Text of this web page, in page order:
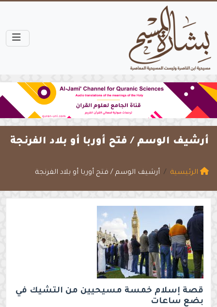
أرشيف الوسم / فتح أوربا أو بلاد الفرنجة
الرئيسية أرشيف الوسم / فتح أوربا أو بلاد الفرنجة
قصة إسلام خمسة مسيحيين من التشيك في
بضع ساعات